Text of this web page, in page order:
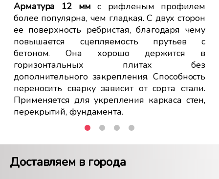
Арматура 12 мм с рифленым профилем
более популярна, чем гладкая. С двух сторон
ее поверхность ребристая, благодаря чему
повышается сцепляемость прутьев с
бетоном. Она хорошо держится в
горизонтальных плитах без
дополнительного закрепления. Способность
переносить сварку зависит от сорта стали.
Применяется для укрепления каркаса стен,
перекрытий, фундамента.
Доставляем в города